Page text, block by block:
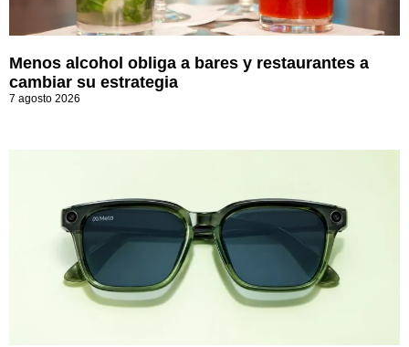
Menos alcohol obliga a bares y restaurantes a
cambiar su estrategia
7 agosto 2026